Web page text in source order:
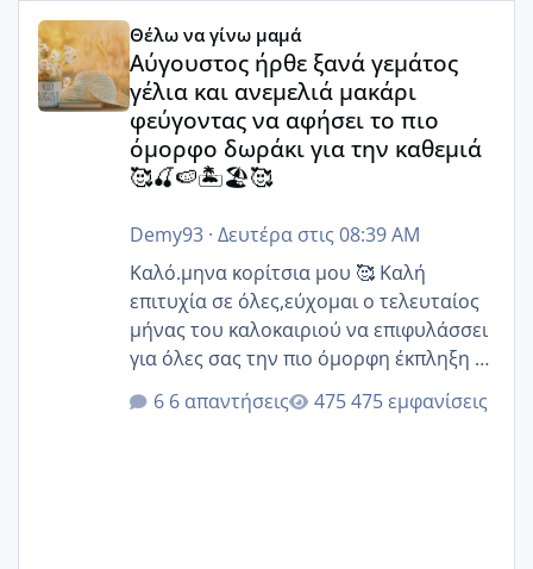
Αύγουστος ήρθε ξανά γεμάτος γέλια και ανεμελιά
Θέλω να γίνω μαμά
Αύγουστος ήρθε ξανά γεμάτος
γέλια και ανεμελιά μακάρι
φεύγοντας να αφήσει το πιο
όμορφο δωράκι για την καθεμιά
🥰🍒🍉🏝️🏖️🥰
Demy93· Δευτέρα στις 08:39 AM
Καλό.μηνα κορίτσια μου 🥰 Καλή
επιτυχία σε όλες,εύχομαι ο τελευταίος
μήνας του καλοκαιριού να επιφυλάσσει
για όλες σας την πιο όμορφη έκπληξη 🧿
@Elk @Melikara86 @Παρασκευαιδου
@Zenia z @melitiniღ @Christi.D.
6 απαντήσεις 475 εμφανίσεις